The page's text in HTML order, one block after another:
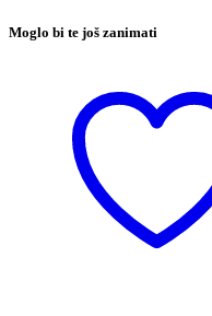
Moglo bi te još zanimati